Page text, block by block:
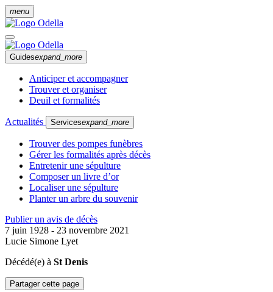
menu
Guidesexpand_more
Anticiper et accompagner
Trouver et organiser
Deuil et formalités
Actualités Servicesexpand_more
Trouver des pompes funèbres
Gérer les formalités après décès
Entretenir une sépulture
Composer un livre d’or
Localiser une sépulture
Planter un arbre du souvenir
Publier un avis de décès
7 juin 1928 - 23 novembre 2021
Lucie Simone Lyet
Décédé(e) à St Denis
Partager cette page